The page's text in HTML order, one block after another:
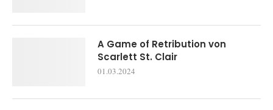
A Game of Retribution von
Scarlett St. Clair
01.03.2024